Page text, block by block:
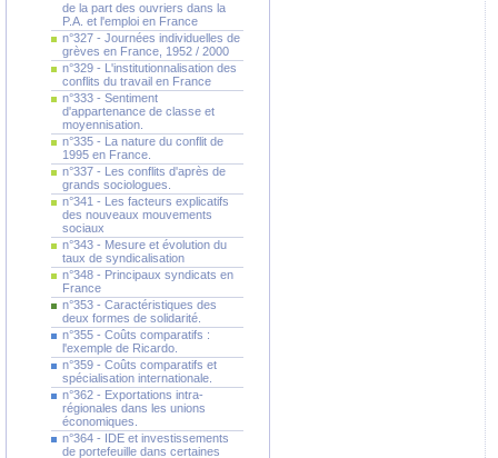
de la part des ouvriers dans la
P.A. et l'emploi en France
n°327 - Journées individuelles de
grèves en France, 1952 / 2000
n°329 - L'institutionnalisation des
conflits du travail en France
n°333 - Sentiment
d'appartenance de classe et
moyennisation.
n°335 - La nature du conflit de
1995 en France.
n°337 - Les conflits d'après de
grands sociologues.
n°341 - Les facteurs explicatifs
des nouveaux mouvements
sociaux
n°343 - Mesure et évolution du
taux de syndicalisation
n°348 - Principaux syndicats en
France
n°353 - Caractéristiques des
deux formes de solidarité.
n°355 - Coûts comparatifs :
l'exemple de Ricardo.
n°359 - Coûts comparatifs et
spécialisation internationale.
n°362 - Exportations intra-
régionales dans les unions
économiques.
n°364 - IDE et investissements
de portefeuille dans certaines